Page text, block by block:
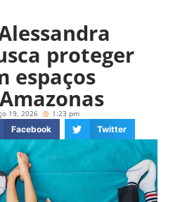
proteger
espaços
19, 2026 1:23 pm
Facebook Twitter